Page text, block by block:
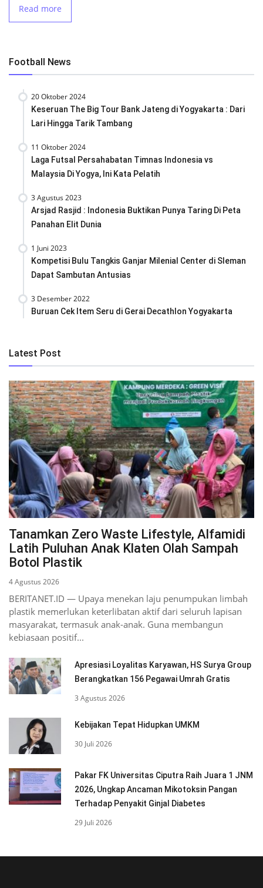
Read more
Football News
20 Oktober 2024
Keseruan The Big Tour Bank Jateng di Yogyakarta : Dari
Lari Hingga Tarik Tambang
11 Oktober 2024
Laga Futsal Persahabatan Timnas Indonesia vs
Malaysia Di Yogya, Ini Kata Pelatih
3 Agustus 2023
Arsjad Rasjid : Indonesia Buktikan Punya Taring Di Peta
Panahan Elit Dunia
1 Juni 2023
Kompetisi Bulu Tangkis Ganjar Milenial Center di Sleman
Dapat Sambutan Antusias
3 Desember 2022
Buruan Cek Item Seru di Gerai Decathlon Yogyakarta
Latest Post
Tanamkan Zero Waste Lifestyle, Alfamidi
Latih Puluhan Anak Klaten Olah Sampah
Botol Plastik
4 Agustus 2026
BERITANET.ID — Upaya menekan laju penumpukan limbah
plastik memerlukan keterlibatan aktif dari seluruh lapisan
masyarakat, termasuk anak-anak. Guna membangun
kebiasaan positif...
Apresiasi Loyalitas Karyawan, HS Surya Group
Berangkatkan 156 Pegawai Umrah Gratis
3 Agustus 2026
Kebijakan Tepat Hidupkan UMKM
30 Juli 2026
Pakar FK Universitas Ciputra Raih Juara 1 JNM
2026, Ungkap Ancaman Mikotoksin Pangan
Terhadap Penyakit Ginjal Diabetes
29 Juli 2026